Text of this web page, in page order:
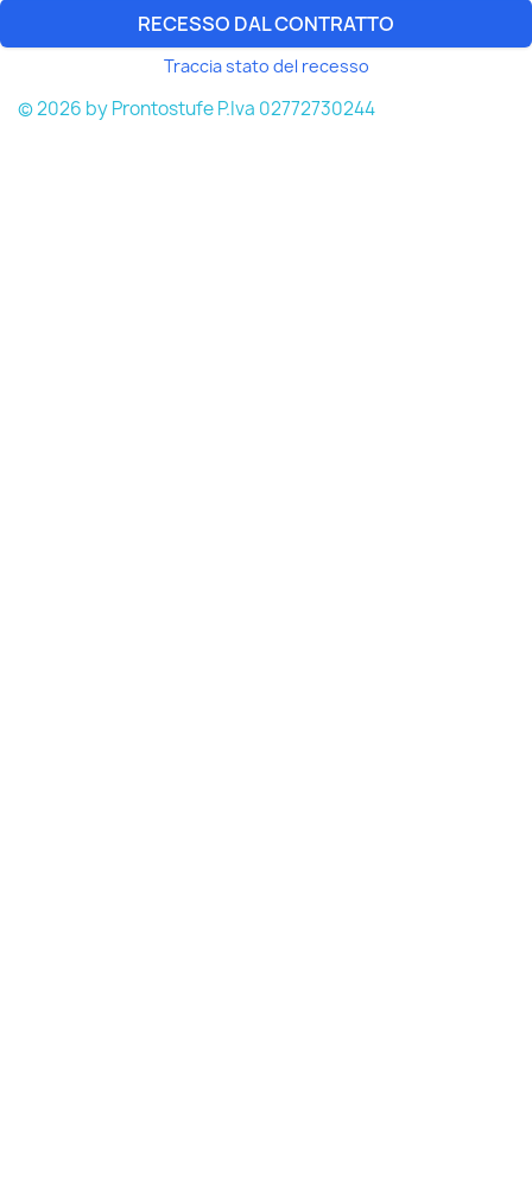
RECESSO DAL CONTRATTO
Traccia stato del recesso
© 2026 by Prontostufe P.Iva 02772730244